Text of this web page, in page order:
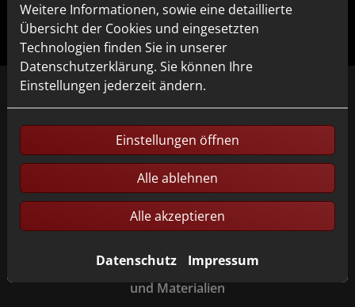
Unsere Leistungen im Bereich
Metallfassade
Umfassende Beratung zu Design, Ausführung
und Materialien
Weitere Informationen, sowie eine detaillierte
Übersicht der Cookies und eingesetzten
Technologien finden Sie in unserer
Datenschutzerklärung. Sie können Ihre
Einstellungen jederzeit ändern.
Einstellungen öffnen
Alle ablehnen
Alle akzeptieren
Datenschutz Impressum